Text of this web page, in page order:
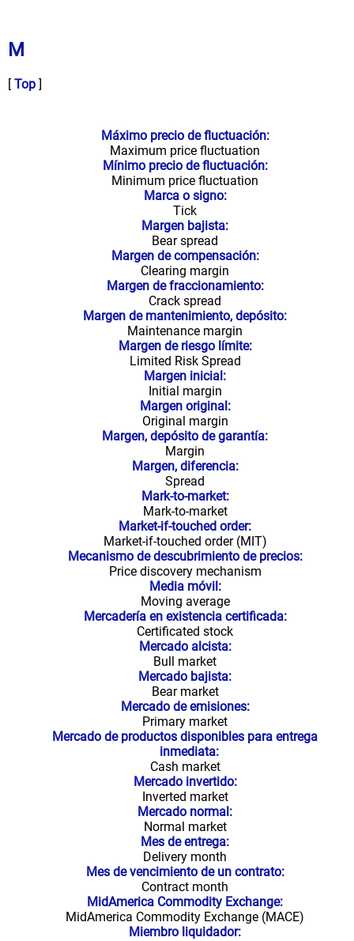
M
[Top ]
Máximo precio de fluctuación:
Maximum price fluctuation
Mínimo precio de fluctuación:
Minimum price fluctuation
Marca o signo:
Tick
Margen bajista:
Bear spread
Margen de compensación:
Clearing margin
Margen de fraccionamiento:
Crack spread
Margen de mantenimiento, depósito:
Maintenance margin
Margen de riesgo límite:
Limited Risk Spread
Margen inicial:
Initial margin
Margen original:
Original margin
Margen, depósito de garantía:
Margin
Margen, diferencia:
Spread
Mark-to-market:
Mark-to-market
Market-if-touched order:
Market-if-touched order (MIT)
Mecanismo de descubrimiento de precios:
Price discovery mechanism
Media móvil:
Moving average
Mercadería en existencia certificada:
Certificated stock
Mercado alcista:
Bull market
Mercado bajista:
Bear market
Mercado de emisiones:
Primary market
Mercado de productos disponibles para entrega
inmediata:
Cash market
Mercado invertido:
Inverted market
Mercado normal:
Normal market
Mes de entrega:
Delivery month
Mes de vencimiento de un contrato:
Contract month
MidAmerica Commodity Exchange:
MidAmerica Commodity Exchange (MACE)
Miembro liquidador: